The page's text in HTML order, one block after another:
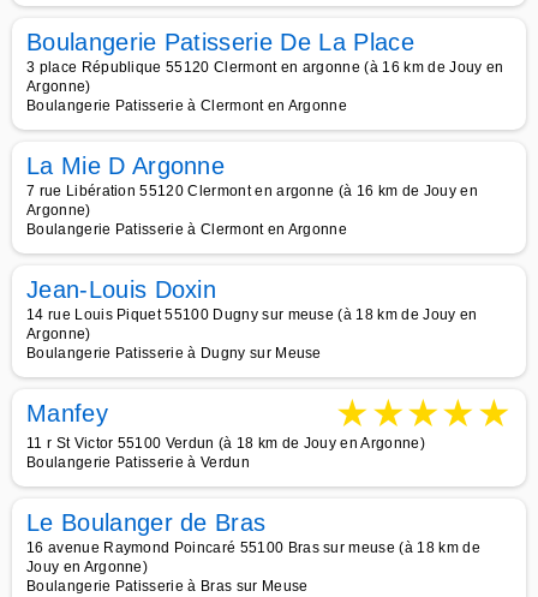
Boulangerie Patisserie De La Place
3 place République 55120 Clermont en argonne (à 16 km de Jouy en
Argonne)
Boulangerie Patisserie à Clermont en Argonne
La Mie D Argonne
7 rue Libération 55120 Clermont en argonne (à 16 km de Jouy en
Argonne)
Boulangerie Patisserie à Clermont en Argonne
Jean-Louis Doxin
14 rue Louis Piquet 55100 Dugny sur meuse (à 18 km de Jouy en
Argonne)
Boulangerie Patisserie à Dugny sur Meuse
Manfey ★★★★★
11 r St Victor 55100 Verdun (à 18 km de Jouy en Argonne)
Boulangerie Patisserie à Verdun
Le Boulanger de Bras
16 avenue Raymond Poincaré 55100 Bras sur meuse (à 18 km de
Jouy en Argonne)
Boulangerie Patisserie à Bras sur Meuse